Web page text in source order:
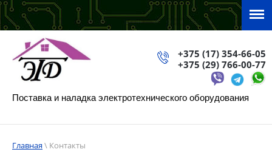
Поставка и наладка электротехнического оборудования
+375 (17) 354-66-05
+375 (29) 766-00-77
Главная\ Контакты